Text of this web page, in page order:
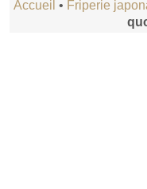
Accueil • Friperie